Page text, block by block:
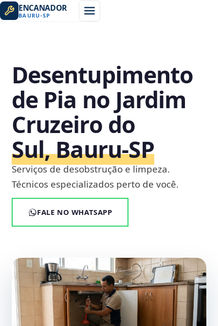
ENCANADOR
BAURU-SP
Desentupimento
de Pia no Jardim
Cruzeiro do
Sul, Bauru‑SP
Serviços de desobstrução e limpeza.
Técnicos especializados perto de você.
FALE NO WHATSAPP